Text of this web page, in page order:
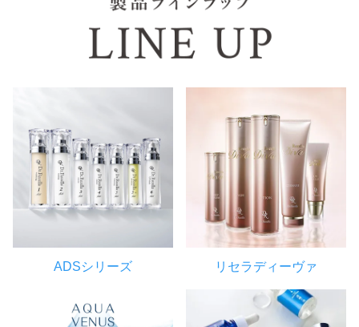
ADSシリーズ リセラディーヴァ